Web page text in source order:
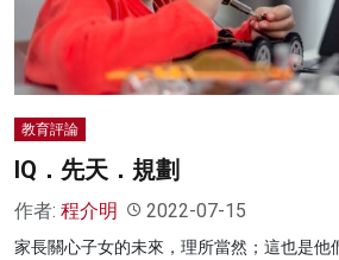
名家榜
灼見活動
教育評論
IQ．先天．規劃
作者: 程介明 2022-07-15
家長關心子女的未來，理所當然；這也是他